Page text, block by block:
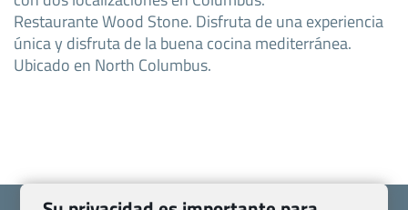
Restaurante Wood Stone. Disfruta de una experiencia
única y disfruta de la buena cocina mediterránea.
Ubicado en North Columbus.